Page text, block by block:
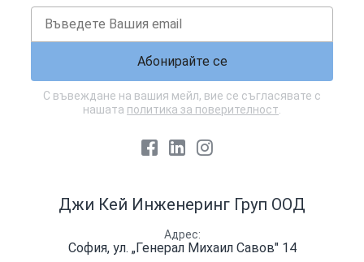
Джи Кей Инженеринг Груп ООД
Адрес
София, ул. „Генерал Михаил Савов" 14
Абонирайте се
С въвеждане на вашия мейл, вие се съгласявате с
нашата политика за поверителност.
Facebook
LinkedIn